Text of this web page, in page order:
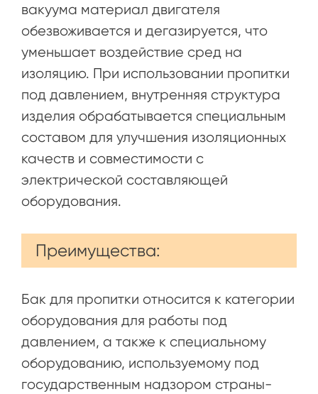
вакуума материал двигателя
обезвоживается и дегазируется, что
уменьшает воздействие сред на
изоляцию. При использовании пропитки
под давлением, внутренняя структура
изделия обрабатывается специальным
составом для улучшения изоляционных
качеств и совместимости с
электрической составляющей
оборудования.
Преимущества:
Бак для пропитки относится к категории
оборудования для работы под
давлением, а также к специальному
оборудованию, используемому под
государственным надзором страны-